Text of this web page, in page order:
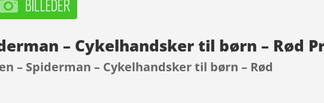
– Cykelhandsker til børn – Rød
– Spiderman – Cykelhandsker til børn – Rød